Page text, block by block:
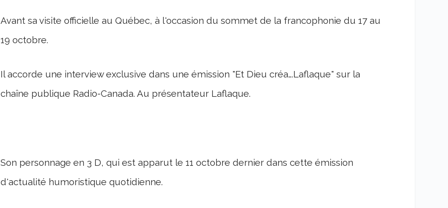
Avant sa visite officielle au Québec, à l'occasion du sommet de la francophonie du 17 au
19 octobre.
Il accorde une interview exclusive dans une émission "Et Dieu créa….Laflaque" sur la
chaîne publique Radio-Canada. Au présentateur Laflaque.
Son personnage en 3 D, qui est apparut le 11 octobre dernier dans cette émission
d'actualité humoristique quotidienne.